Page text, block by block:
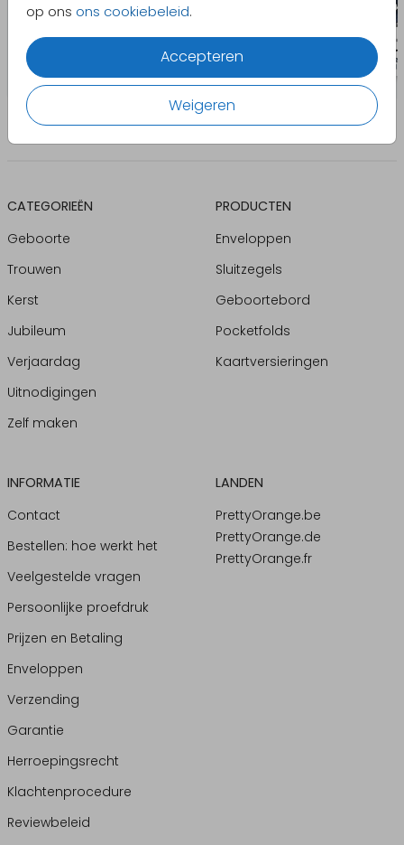
op ons ons cookiebeleid.
Accepteren
Weigeren
CATEGORIEËN
Geboorte
Trouwen
Kerst
Jubileum
Verjaardag
Uitnodigingen
Zelf maken
PRODUCTEN
Enveloppen
Sluitzegels
Geboortebord
Pocketfolds
Kaartversieringen
INFORMATIE
Contact
Bestellen: hoe werkt het
Veelgestelde vragen
Persoonlijke proefdruk
Prijzen en Betaling
Enveloppen
Verzending
Garantie
Herroepingsrecht
Klachtenprocedure
Reviewbeleid
LANDEN
PrettyOrange.be
PrettyOrange.de
PrettyOrange.fr